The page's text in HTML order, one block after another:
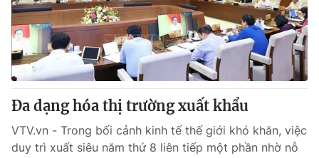
Đa dạng hóa thị trường xuất khẩu
VTV.vn - Trong bối cảnh kinh tế thế giới khó khăn, việc
duy trì xuất siêu năm thứ 8 liên tiếp một phần nhờ nỗ